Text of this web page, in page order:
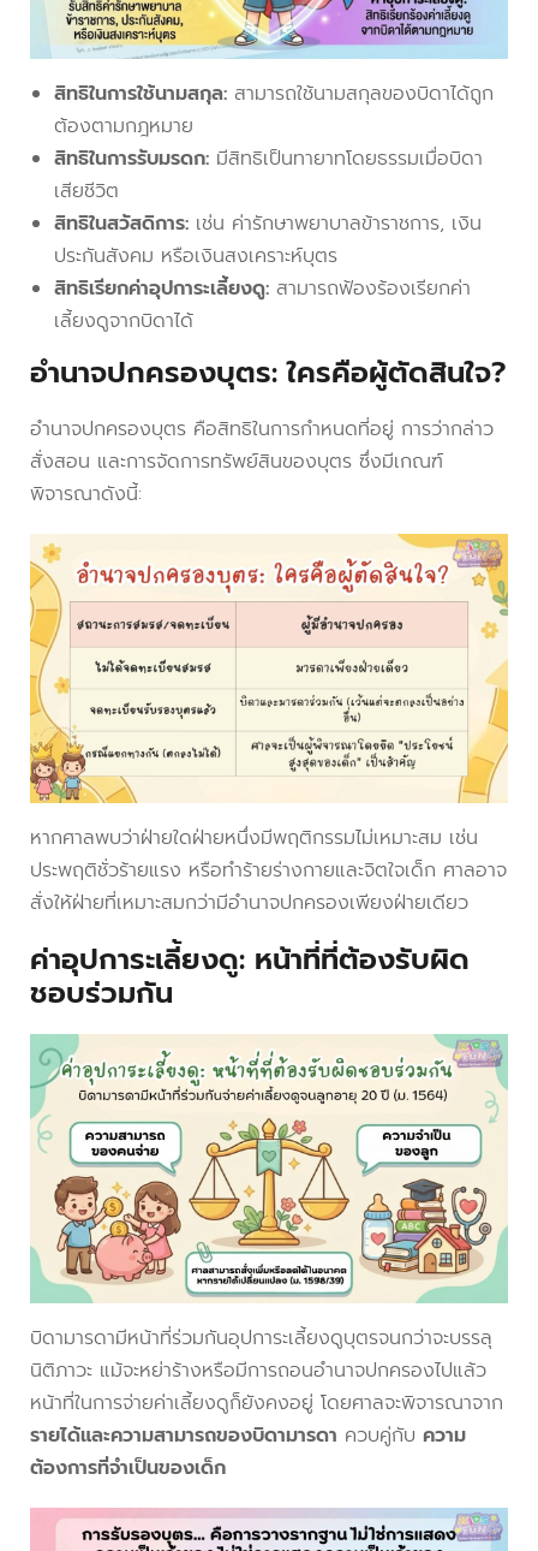
สิทธิในการใช้นามสกุล: สามารถใช้นามสกุลของบิดาได้ถูก
ต้องตามกฎหมาย
สิทธิในการรับมรดก: มีสิทธิเป็นทายาทโดยธรรมเมื่อบิดา
เสียชีวิต
สิทธิในสวัสดิการ: เช่น ค่ารักษาพยาบาลข้าราชการ, เงิน
ประกันสังคม หรือเงินสงเคราะห์บุตร
สิทธิเรียกค่าอุปการะเลี้ยงดู: สามารถฟ้องร้องเรียกค่า
เลี้ยงดูจากบิดาได้
อำนาจปกครองบุตร: ใครคือผู้ตัดสินใจ?
อำนาจปกครองบุตร คือสิทธิในการกำหนดที่อยู่ การว่ากล่าว
สั่งสอน และการจัดการทรัพย์สินของบุตร ซึ่งมีเกณฑ์
พิจารณาดังนี้:
หากศาลพบว่าฝ่ายใดฝ่ายหนึ่งมีพฤติกรรมไม่เหมาะสม เช่น
ประพฤติชั่วร้ายแรง หรือทำร้ายร่างกายและจิตใจเด็ก ศาลอาจ
สั่งให้ฝ่ายที่เหมาะสมกว่ามีอำนาจปกครองเพียงฝ่ายเดียว
ค่าอุปการะเลี้ยงดู: หน้าที่ที่ต้องรับผิด
ชอบร่วมกัน
บิดามารดามีหน้าที่ร่วมกันอุปการะเลี้ยงดูบุตรจนกว่าจะบรรลุ
นิติภาวะ แม้จะหย่าร้างหรือมีการถอนอำนาจปกครองไปแล้ว
หน้าที่ในการจ่ายค่าเลี้ยงดูก็ยังคงอยู่ โดยศาลจะพิจารณาจาก
รายได้และความสามารถของบิดามารดา ควบคู่กับ ความ
ต้องการที่จำเป็นของเด็ก